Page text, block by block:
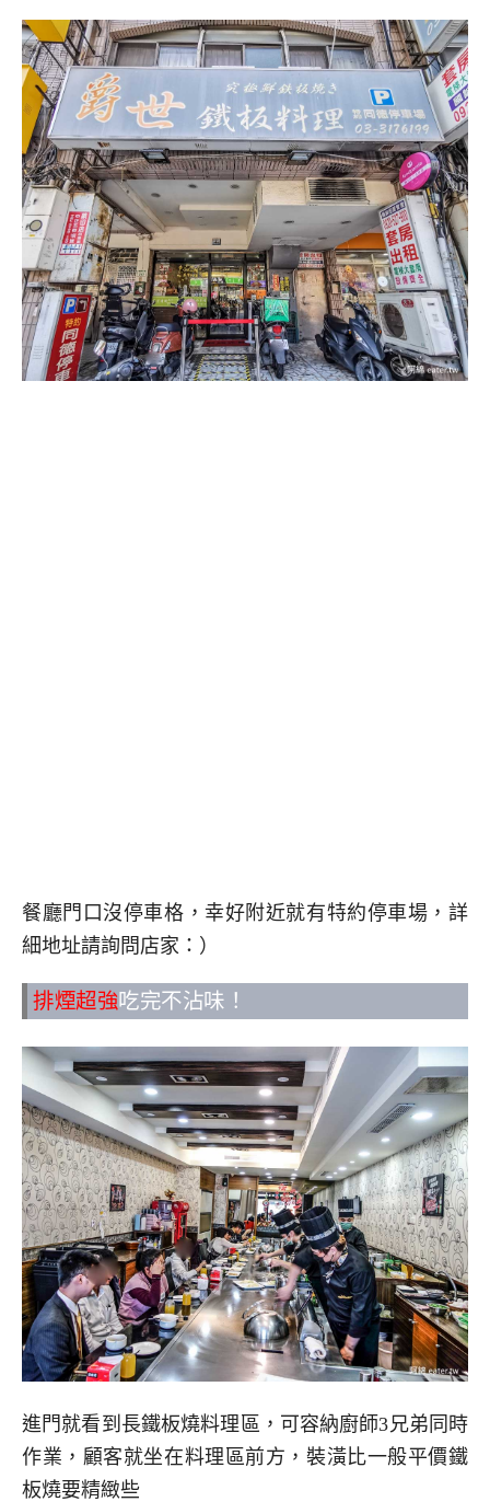
餐廳門口沒停車格，幸好附近就有特約停車場，詳
細地址請詢問店家：）
排煙超強吃完不沾味！
進門就看到長鐵板燒料理區，可容納廚師3兄弟同時
作業，顧客就坐在料理區前方，裝潢比一般平價鐵
板燒要精緻些